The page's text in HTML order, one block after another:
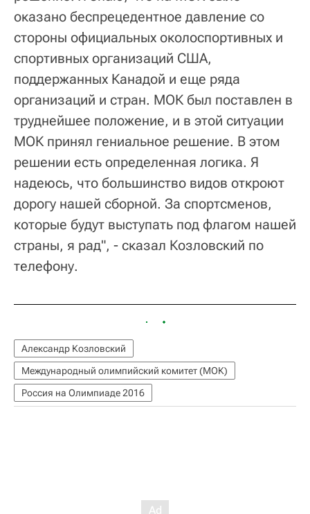
оказано беспрецедентное давление со
стороны официальных околоспортивных и
спортивных организаций США,
поддержанных Канадой и еще ряда
организаций и стран. МОК был поставлен в
труднейшее положение, и в этой ситуации
МОК принял гениальное решение. В этом
решении есть определенная логика. Я
надеюсь, что большинство видов откроют
дорогу нашей сборной. За спортсменов,
которые будут выступать под флагом нашей
страны, я рад", - сказал Козловский по
телефону.
Александр Козловский
Международный олимпийский комитет (МОК)
Россия на Олимпиаде 2016